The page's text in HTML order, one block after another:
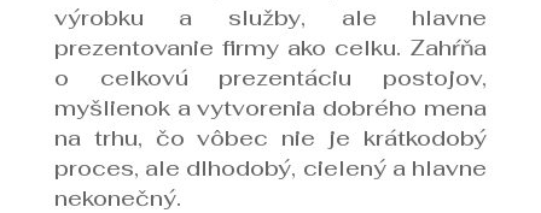
výrobku a služby, ale hlavne
prezentovanie firmy ako celku. Zahŕňa
o celkovú prezentáciu postojov,
myšlienok a vytvorenia dobrého mena
na trhu, čo vôbec nie je krátkodobý
proces, ale dlhodobý, cielený a hlavne
nekonečný.